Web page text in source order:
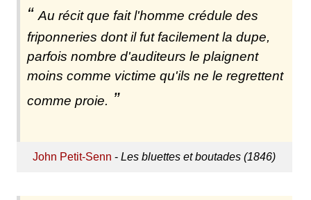
Au récit que fait l'homme crédule des
friponneries dont il fut facilement la dupe,
parfois nombre d'auditeurs le plaignent
moins comme victime qu'ils ne le regrettent
comme proie.
John Petit-Senn -Les bluettes et boutades (1846)